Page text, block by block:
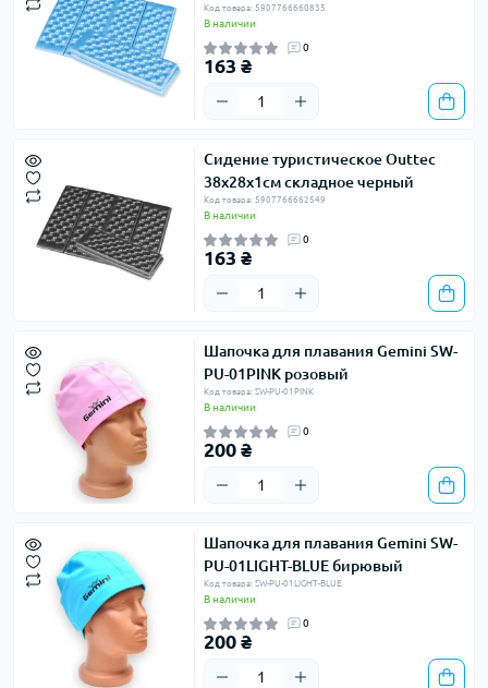
Код товара: 5907766660835
В наличии
0
163 ₴
Сидение туристическое Outtec
38x28x1см складное черный
Код товара: 5907766662549
В наличии
0
163 ₴
Шапочка для плавания Gemini SW-
PU-01PINK розовый
Код товара: SW-PU-01PINK
В наличии
0
200 ₴
Шапочка для плавания Gemini SW-
PU-01LIGHT-BLUE бирювый
Код товара: SW-PU-01LIGHT-BLUE
В наличии
0
200 ₴